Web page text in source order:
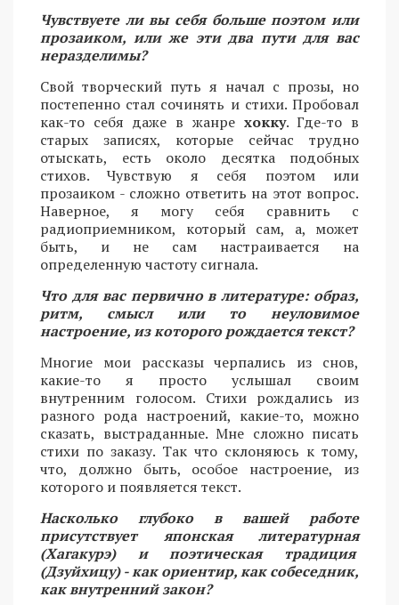
Чувствуете ли вы себя больше поэтом или
прозаиком, или же эти два пути для вас
неразделимы?
Свой творческий путь я начал с прозы, но
постепенно стал сочинять и стихи. Пробовал
как-то себя даже в жанре хокку. Где-то в
старых записях, которые сейчас трудно
отыскать, есть около десятка подобных
стихов. Чувствую я себя поэтом или
прозаиком - сложно ответить на этот вопрос.
Наверное, я могу себя сравнить с
радиоприемником, который сам, а, может
быть, и не сам настраивается на
определенную частоту сигнала.
Что для вас первично в литературе: образ,
ритм, смысл или то неуловимое
настроение, из которого рождается текст?
Многие мои рассказы черпались из снов,
какие-то я просто услышал своим
внутренним голосом. Стихи рождались из
разного рода настроений, какие-то, можно
сказать, выстраданные. Мне сложно писать
стихи по заказу. Так что склоняюсь к тому,
что, должно быть, особое настроение, из
которого и появляется текст.
Насколько глубоко в вашей работе
присутствует японская литературная
(Хагакурэ) и поэтическая традиция
(Дзуйхицу) - как ориентир, как собеседник,
как внутренний закон?